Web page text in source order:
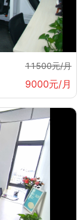
11500元/月
9000元/月